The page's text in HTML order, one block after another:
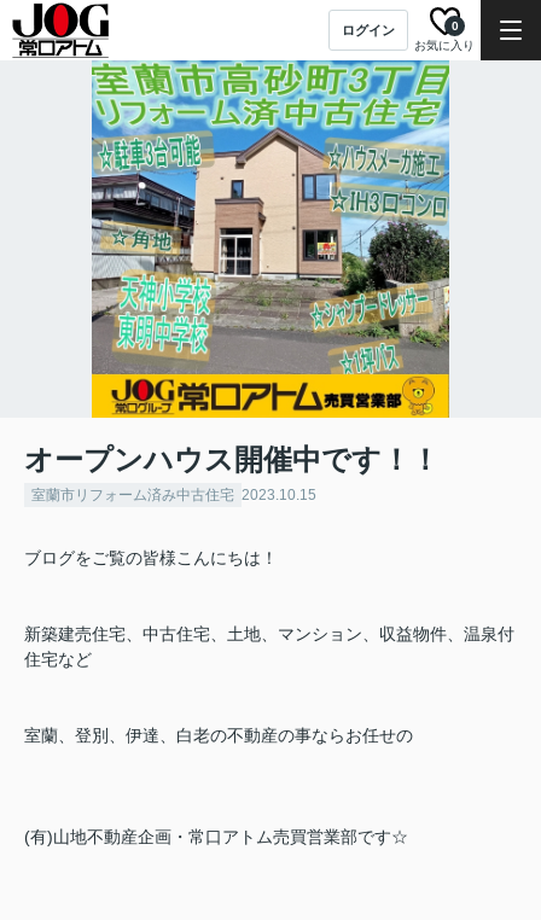
ログイン
お気に入り
0
オープンハウス開催中です！！
室蘭市リフォーム済み中古住宅 2023.10.15
ブログをご覧の皆様こんにちは！
新築建売住宅、中古住宅、土地、マンション、収益物件、温泉付
住宅など
室蘭、登別、伊達、白老の不動産の事ならお任せの
(有)山地不動産企画・常口アトム売買営業部です☆